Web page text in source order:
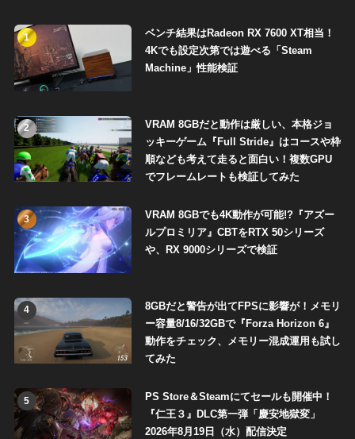
1
ベンチ結果はRadeon RX 7600 XT相当！
4Kでも設定次第では遊べる「Steam
Machine」性能検証
2
VRAM 8GBだと動作は厳しい、本格ジョ
ッキーゲーム『Full Stride』はコースや枠
順なども考えて走ると面白い！複数GPU
でフレームレートも検証してみた
3
VRAM 8GBでも4K動作が可能!?『アズー
ルプロミリア』CBTをRTX 50シリーズ
や、RX 9000シリーズで検証
4
8GBだと警告が出てFPSに影響が！メモリ
ー容量8/16/32GBで『Forza Horizon 6』
動作をチェック、メモリー混成運用も試し
てみた
5
PS Store＆Steamにてセールも開催中！
『仁王３』DLC第一弾「慶安地獄変」
2026年8月19日（水）配信決定